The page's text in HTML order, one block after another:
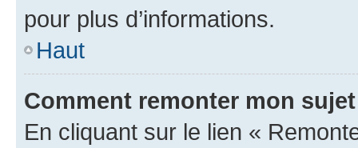
pour plus d’informations.
Haut
Comment remonter mon
En cliquant sur le lien «